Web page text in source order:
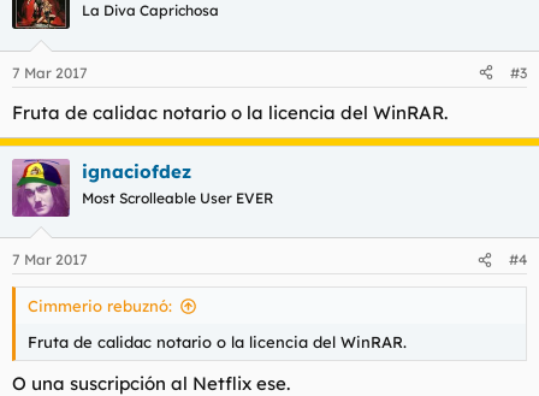
La Diva Caprichosa
7 Mar 2017 #3
Fruta de calidac notario o la licencia del WinRAR.
ignaciofdez
Most Scrolleable User EVER
7 Mar 2017 #4
Cimmerio rebuznó:
Fruta de calidac notario o la licencia del WinRAR.
O una suscripción al Netflix ese.